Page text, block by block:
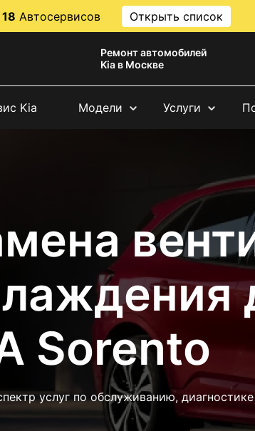
18 Автосервисов Открыть список
Ремонт автомобилей
Kia в Москве
Kia Модели Услуги
Sorento
услуг по обслуживанию,